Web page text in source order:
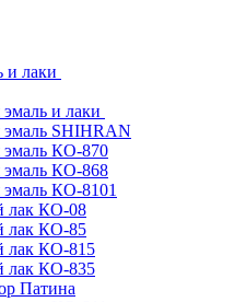
и лаки
и лаки
эмаль SHIHRAN
эмаль КО-870
эмаль КО-868
эмаль КО-8101
лак КО-08
лак КО-85
лак КО-815
лак КО-835
Патина